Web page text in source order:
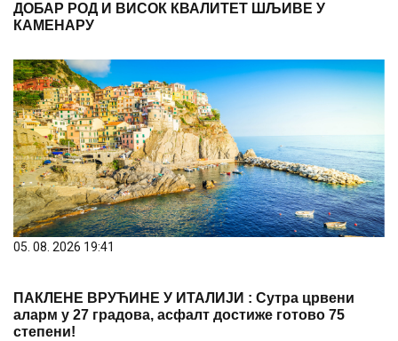
ДОБАР РОД И ВИСОК КВАЛИТЕТ ШЉИВЕ У
КАМЕНАРУ
05. 08. 2026 19:41
ПАКЛЕНЕ ВРУЋИНЕ У ИТАЛИЈИ : Сутра црвени
аларм у 27 градова, асфалт достиже готово 75
степени!